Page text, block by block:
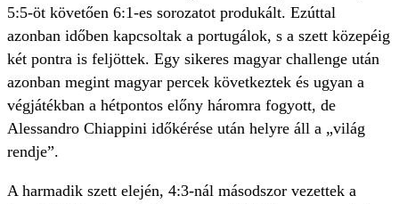
5:5-öt követően 6:1-es sorozatot produkált. Ezúttal
azonban időben kapcsoltak a portugálok, s a szett közepéig
két pontra is feljöttek. Egy sikeres magyar challenge után
azonban megint magyar percek következtek és ugyan a
végjátékban a hétpontos előny háromra fogyott, de
Alessandro Chiappini időkérése után helyre áll a „világ
rendje”.
A harmadik szett elején, 4:3-nál másodszor vezettek a